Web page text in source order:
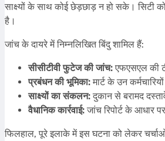
साक्ष्यों के साथ कोई छेड़छाड़ न हो सके। सिटी
है।
जांच के दायरे में निम्नलिखित बिंदु शामिल हैं:
सीसीटीवी फुटेज की जांच: एफएसएल की
प्रबंधन की भूमिका: मार्ट के उन
साक्ष्यों का संकलन: दुकान से बरामद
वैधानिक कार्रवाई: जांच रिपोर्ट के आधार
फिलहाल, पूरे इलाके में इस घटना को लेकर चर्चाओं